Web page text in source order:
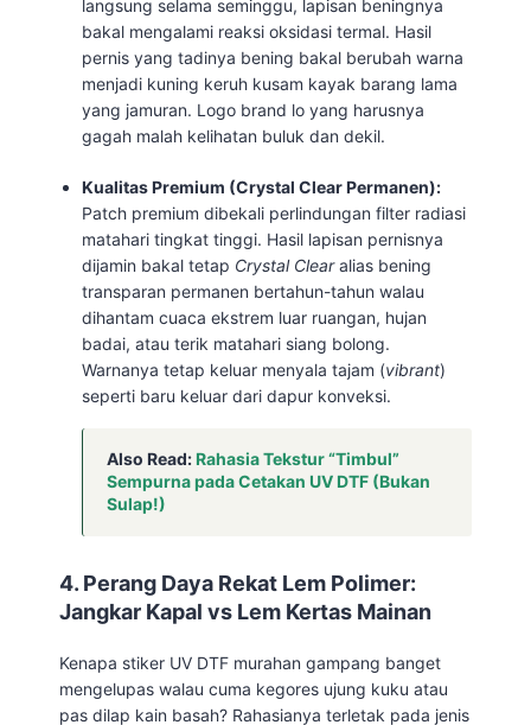
langsung selama seminggu, lapisan beningnya
bakal mengalami reaksi oksidasi termal. Hasil
pernis yang tadinya bening bakal berubah warna
menjadi kuning keruh kusam kayak barang lama
yang jamuran. Logo brand lo yang harusnya
gagah malah kelihatan buluk dan dekil.
Kualitas Premium (Crystal Clear Permanen):
Patch premium dibekali perlindungan filter radiasi
matahari tingkat tinggi. Hasil lapisan pernisnya
dijamin bakal tetap Crystal Clearalias bening
transparan permanen bertahun-tahun walau
dihantam cuaca ekstrem luar ruangan, hujan
badai, atau terik matahari siang bolong.
Warnanya tetap keluar menyala tajam (vibrant)
seperti baru keluar dari dapur konveksi.
Also Read:Rahasia Tekstur “Timbul”
Sempurna pada Cetakan UV DTF (Bukan
Sulap!)
4. Perang Daya Rekat Lem Polimer:
Jangkar Kapal vs Lem Kertas Mainan
Kenapa stiker UV DTF murahan gampang banget
mengelupas walau cuma kegores ujung kuku atau
pas dilap kain basah? Rahasianya terletak pada jenis